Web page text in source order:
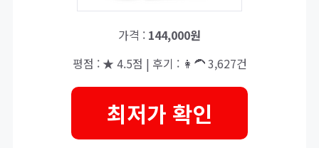
가격 : 144,000원
평점 : ★ 4.5점 | 후기 : 👩‍🦱 3,627건
최저가 확인